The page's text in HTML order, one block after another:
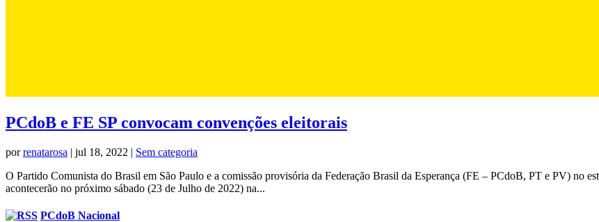
PCdoB e FE SP convocam convenções eleitorais
porrenatarosa | jul 18, 2022 | Sem categoria
O Partido Comunista do Brasil em São Paulo e a comissão provisória da Federação Brasil da Esperança (FE – PCdoB, PT e PV) no
acontecerão no próximo sábado (23 de Julho de 2022) na...
PCdoB Nacional